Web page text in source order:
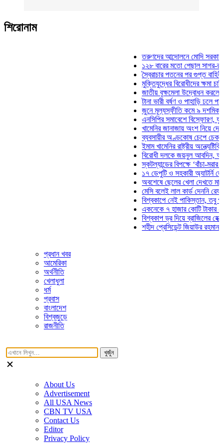
শিরোনাম
তরুণদের আন্দোলনে মোদি সরকার দুর্বল
১২৮ বারের মতো পেছাল সাগর-রুনি
স্বৈরাচার পতনের পর গুপ্ত বাহিনীর
মুক্তিযুদ্ধের বিরোধীদের ক্ষমা চাইতে
জাতীয় বৃক্ষমেলা উদ্বোধন করলেন
টানা ভারী বর্ষণ ও পাহাড়ি ঢলে
জুনে মূল্যস্ফীতি কমে ৯ দশমিক ১৬
এনসিপির সমাবেশে বিস্ফোরণ,
খামেনির জানাজায় অংশ নিয়ে দেশে
ব্যবসায়ীর অণ্ডকোষ চেপে চেক-
ইমাম খামেনির রাষ্ট্রীয়
বিরোধী দলকে জয়নুল আবদিন,
স্কটল্যান্ডের বিপক্ষে ‘বাঁচা-মরার
১৭ ডেপুটি ও সহকারী অ্যাটর্নি
অবশেষে ছেলের খেলা দেখতে মাঠে
মেসি বলেই লাল কার্ড দেননি রেফারি!
বিশ্বকাপে নেই পাকিস্তান, তবু
একনেকে ৭ হাজার কোটি টাকার ৫
বিশ্বকাপ ড্র দিয়ে ব্রাজিলের হেক্সা
শহীদ প্রেসিডেন্ট জিয়াউর রহমান
প্রধান খবর
আমেরিকা
অর্থনীতি
খেলাধুলা
ধর্ম
প্রবাস
বাংলাদেশ
বিশ্বজুড়ে
রাজনীতি
খুজুঁন
About Us
Advertisement
All USA News
CBN TV USA
Contact Us
Editor
Privacy Policy